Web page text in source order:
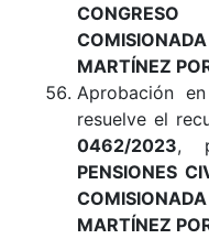
MARTÍNEZ
Aprobación
resuelve el
0462/2023,
PENSIONES
MARTÍNEZ